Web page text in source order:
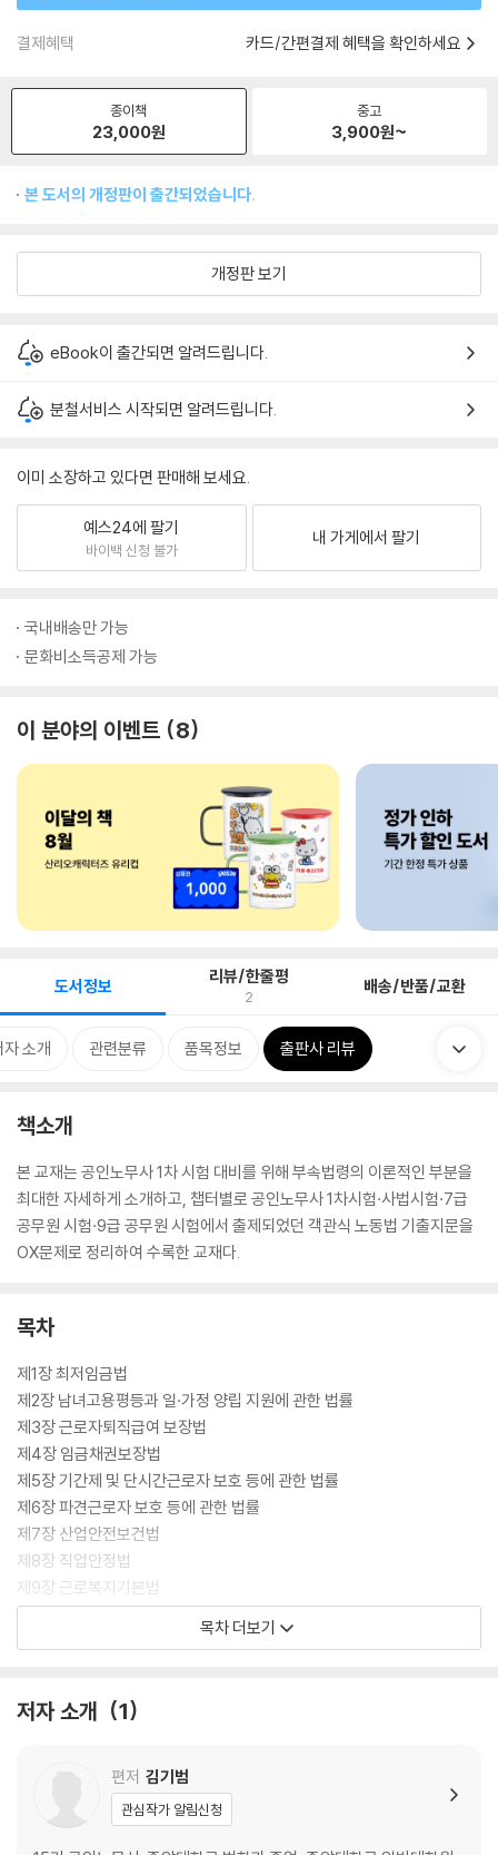
결제혜택 카드/간편결제 혜택을 확인하세요
종이책
23,000원
중고
3,900원~
본 도서의 개정판이 출간되었습니다.
개정판 보기
eBook이 출간되면 알려드립니다.
분철서비스 시작되면 알려드립니다.
이미 소장하고 있다면 판매해 보세요.
예스24에 팔기
바이백 신청 불가
내 가게에서 팔기
국내배송만 가능
문화비소득공제 가능
이 분야의 이벤트 8
도서정보 리뷰/한줄평
2 배송/반품/교환
자 소개 관련분류 품목정보 출판사 리뷰
책소개
본 교재는 공인노무사 1차 시험 대비를 위해 부속법령의 이론적인 부분을
최대한 자세하게 소개하고, 챕터별로 공인노무사 1차시험·사법시험·7급
공무원 시험·9급 공무원 시험에서 출제되었던 객관식 노동법 기출지문을
OX문제로 정리하여 수록한 교재다.
목차
제1장 최저임금법
제2장 남녀고용평등과 일·가정 양립 지원에 관한 법률
제3장 근로자퇴직급여 보장법
제4장 임금채권보장법
제5장 기간제 및 단시간근로자 보호 등에 관한 법률
제6장 파견근로자 보호 등에 관한 법률
제7장 산업안전보건법
제8장 직업안정법
제9장 근로복지기본법
제10장 외국인근로자의 고용 등에 관한 법률
제11장 공무원의 노동조합 설립 및 운영 등에 관한 법률
제14장 근로자참여 및 협력증진에 관한 법률
목차 더보기
저자 소개 1
편저 김기범
관심작가 알림신청